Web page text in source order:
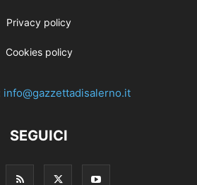
Privacy policy
Cookies policy
info@gazzettadisalerno.it
SEGUICI